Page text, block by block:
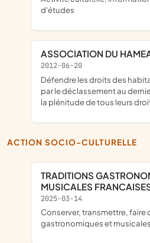
d'études
ASSOCIATION DU
2012-06-20
défendre les droits des habitants de ce hameau aliénés
par le déclassement au
la plénitude de tous leurs
ACTION SOCIO-CULTURELLE
TRADITIONS GASTRONOMIQUES ET
MUSICALES
2025-03-14
conserver, transmettre, faire connaître les traditions
gastronomiques et